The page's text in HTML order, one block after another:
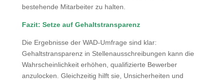
bestehende Mitarbeiter zu halten.
Fazit: Setze auf Gehaltstransparenz
Die Ergebnisse der WAD-Umfrage sind klar:
Gehaltstransparenz in Stellenausschreibungen kann die
Wahrscheinlichkeit erhöhen, qualifizierte Bewerber
anzulocken. Gleichzeitig hilft sie, Unsicherheiten und